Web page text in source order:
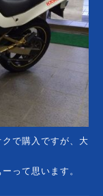
で購入ですが、大
って思います。